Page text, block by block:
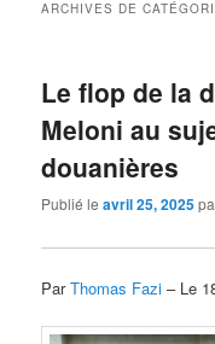
ARCHIVES DE
Le flop de la
Meloni au
douanières
Publié leavril 25, 2025
ParThomas Fazi – Le